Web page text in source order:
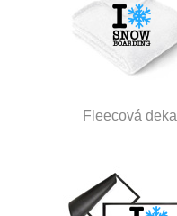
Fleecová deka